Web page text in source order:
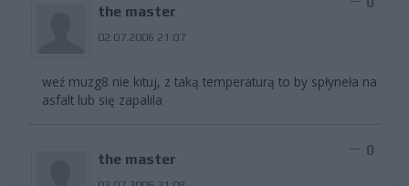
the master
02.07.2006 21:07
weź muzg8 nie kituj, z taką temperaturą to by spłyneła na
asfalt lub się zapalila
the master
0